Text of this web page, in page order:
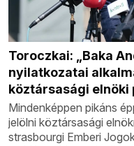
Toroczkai: „Baka
nyilatkozatai
köztársasági elnöki
Mindenképpen pikáns
jelölni köztársasági
strasbourgi Emberi